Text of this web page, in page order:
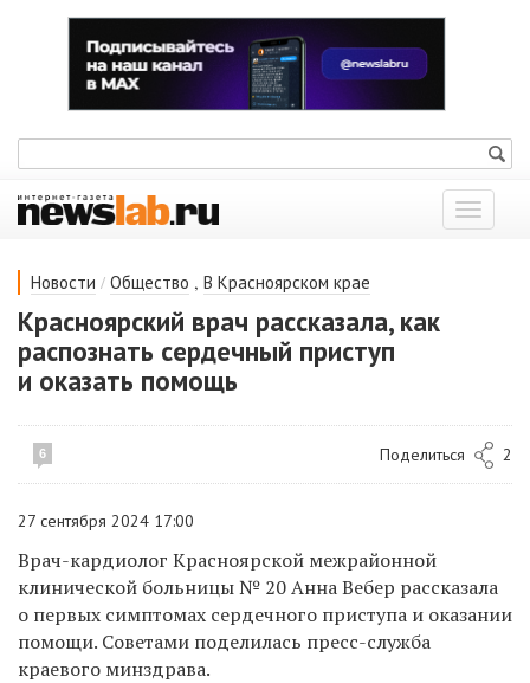
Показать
меню
Новости / Общество , В Красноярском крае
Красноярский врач рассказала, как
распознать сердечный приступ
и оказать помощь
6 Поделиться 2
27 сентября 2024 17:00
Врач-кардиолог Красноярской межрайонной
клинической больницы № 20 Анна Вебер рассказала
о первых симптомах сердечного приступа и оказании
помощи. Советами поделилась пресс-служба
краевого минздрава.